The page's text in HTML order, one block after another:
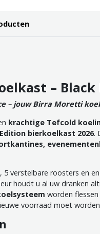
– Black
– jouw Birra Moretti
krachtige Tefcold
bierkoelkast 2026.
, 5 verstelbare roosters en
houdt u al uw dranken
worden
voorraad moet